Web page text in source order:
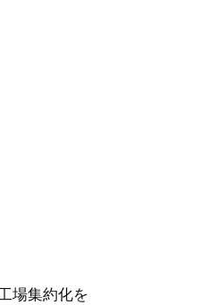
場集約化を